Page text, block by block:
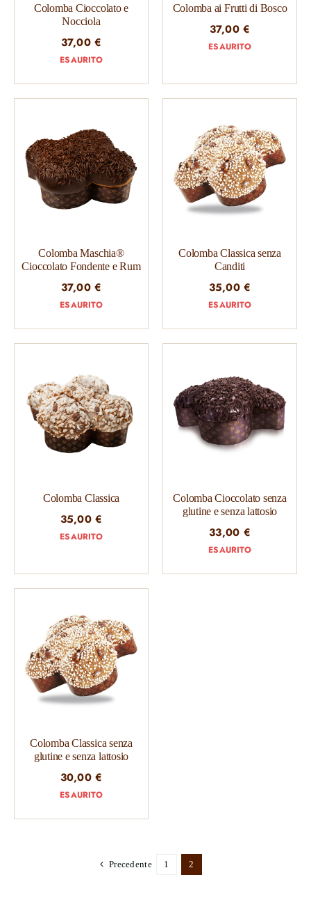
Colomba Cioccolato e
Nocciola
37,00€
ESAURITO
Colomba ai Frutti di Bosco
37,00€
ESAURITO
Colomba Maschia®
Cioccolato Fondente e Rum
37,00€
ESAURITO
Colomba Classica senza
Canditi
35,00€
ESAURITO
Colomba Classica
35,00€
ESAURITO
Colomba Cioccolato senza
glutine e senza lattosio
33,00 €
ESAURITO
Colomba Classica senza
glutine e senza lattosio
30,00€
ESAURITO
Precedente 1 2